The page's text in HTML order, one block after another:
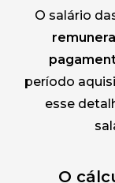
O salário
período
esse
O